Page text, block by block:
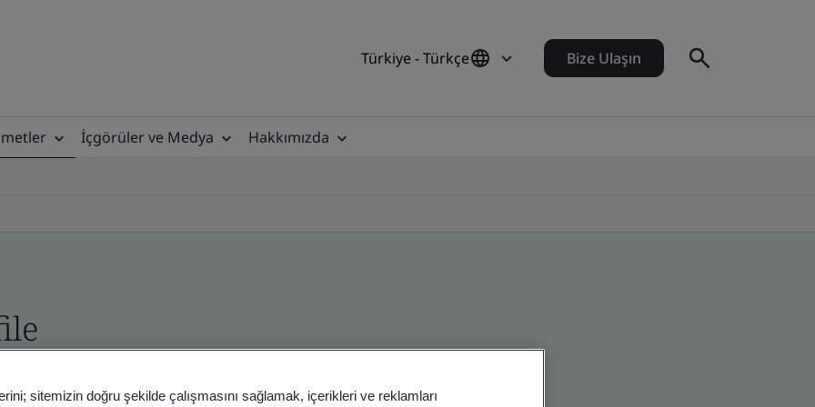
Türkiye - Türkçe Bize Ulaşın
İçgörüler ve Medya
Hakkımızda
- Validation and Verification
sitemizin doğru şekilde çalışmasını sağlamak, içerikleri ve reklamları